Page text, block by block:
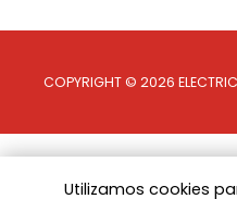
Utilizamos cookies
COPYRIGHT © 2026